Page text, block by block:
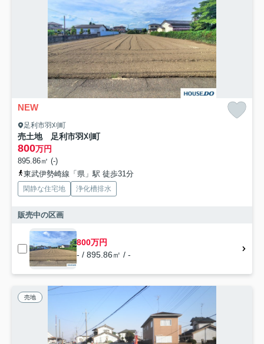
NEW
足利市羽刈町
売土地 足利市羽刈町
800万円
895.86㎡ (-)
東武伊勢崎線「県」駅 徒歩31分
閑静な住宅地 浄化槽排水
販売中の区画
800万円
- / 895.86㎡ / -
売地